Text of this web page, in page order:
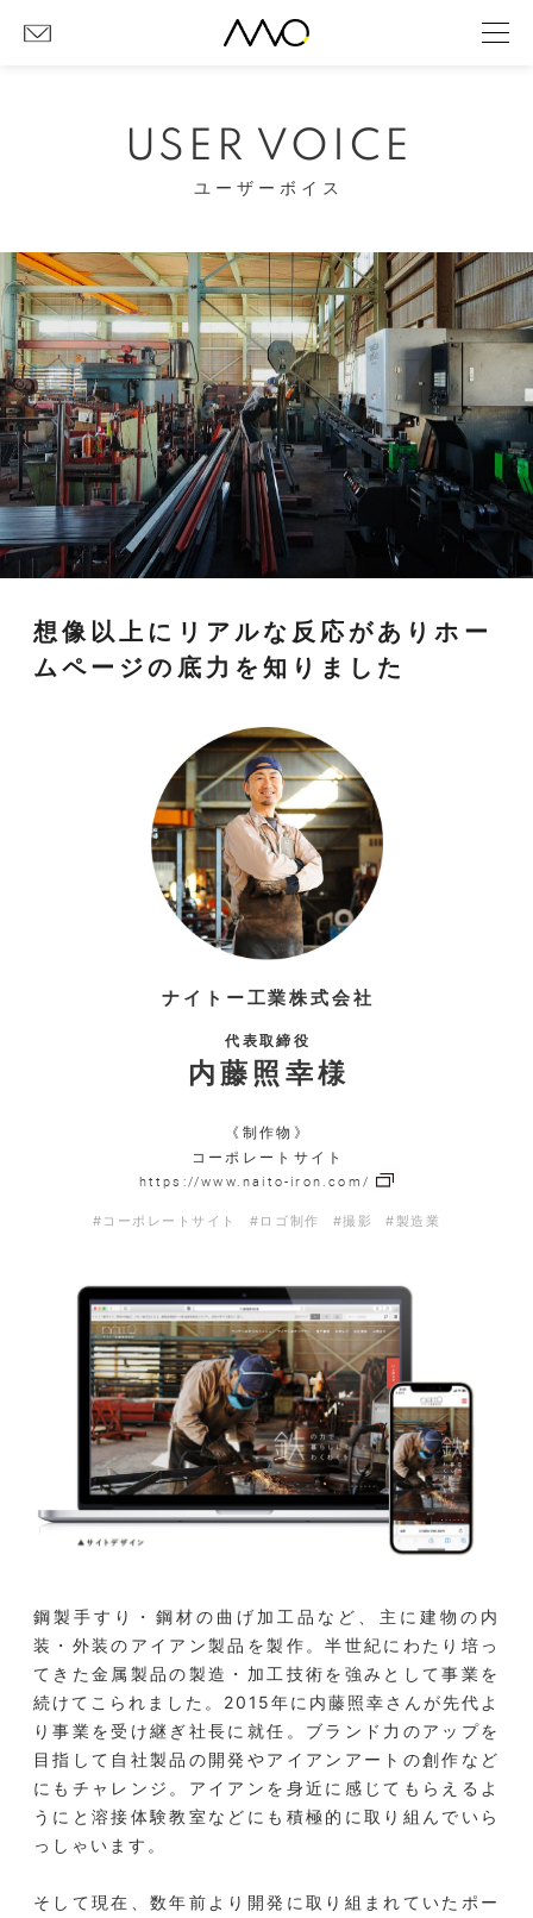
USER VOICE
ユーザーボイス
想像以上にリアルな反応がありホー
ムページの底力を知りました
ナイトー工業株式会社
代表取締役
内藤照幸様
《制作物》
コーポレートサイト
https://www.naito-iron.com/
#コーポレートサイト #ロゴ制作 #撮影 #製造業
鋼製手すり・鋼材の曲げ加工品など、主に建物の内
装・外装のアイアン製品を製作。半世紀にわたり培っ
てきた金属製品の製造・加工技術を強みとして事業を
続けてこられました。2015年に内藤照幸さんが先代よ
り事業を受け継ぎ社長に就任。ブランド力のアップを
目指して自社製品の開発やアイアンアートの創作など
にもチャレンジ。アイアンを身近に感じてもらえるよ
うにと溶接体験教室などにも積極的に取り組んでいら
っしゃいます。
そして現在、数年前より開発に取り組まれていたポー